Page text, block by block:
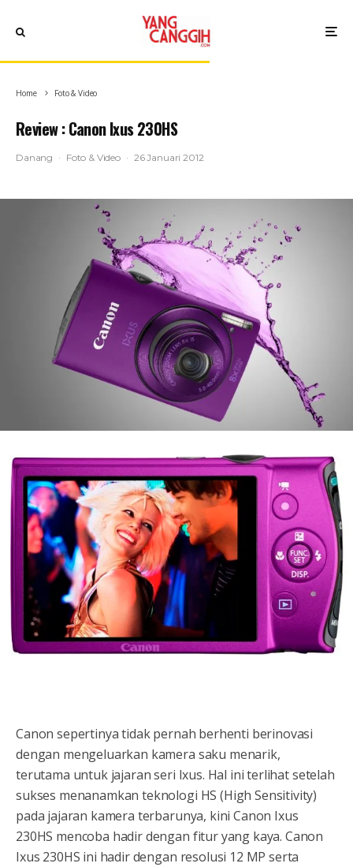
Home Foto & Video
Review : Canon Ixus 230HS
Danang · Foto & Video · 26 Januari 2012
Canon sepertinya tidak pernah berhenti berinovasi
dengan mengeluarkan kamera saku menarik,
terutama untuk jajaran seri Ixus. Hal ini terlihat setelah
sukses menanamkan teknologi HS (High Sensitivity)
pada jajaran kamera terbarunya, kini Canon Ixus
230HS mencoba hadir dengan fitur yang kaya. Canon
Ixus 230HS ini hadir dengan resolusi 12 MP serta